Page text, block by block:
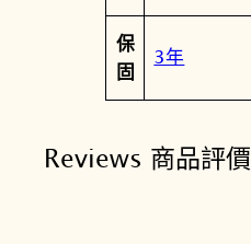
保
固
3年
Reviews 商品評價